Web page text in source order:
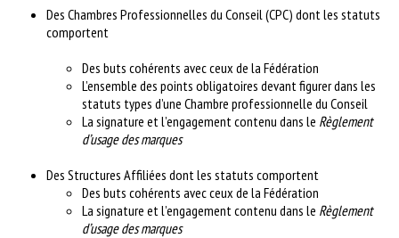
Des Chambres Professionnelles du Conseil (CPC) dont les statuts
comportent
Des buts cohérents avec ceux de la Fédération
L’ensemble des points obligatoires devant figurer dans les
statuts types d’une Chambre professionnelle du Conseil
La signature et l’engagement contenu dans le Règlement
d’usage des marques
Des Structures Affiliées dont les statuts comportent
Des buts cohérents avec ceux de la Fédération
La signature et l’engagement contenu dans le Règlement
d’usage des marques